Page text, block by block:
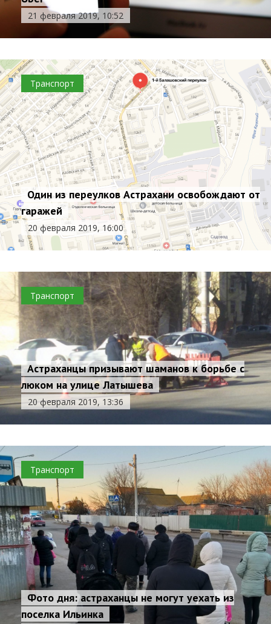
21 февраля 2019, 10:52
Транспорт
Один из переулков Астрахани освобождают от
гаражей
20 февраля 2019, 16:00
Транспорт
Астраханцы призывают шаманов к борьбе с
люком на улице Латышева
20 февраля 2019, 13:36
Транспорт
Фото дня: астраханцы не могут уехать из
поселка Ильинка